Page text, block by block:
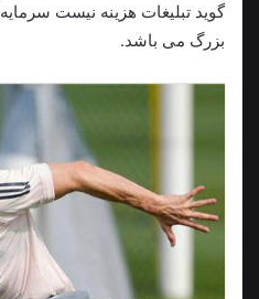
گوید تبلیغات هزینه نیست
بزرگ می باشد.